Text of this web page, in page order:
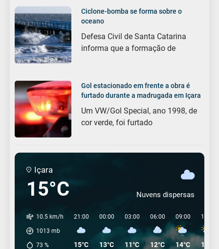
Ciclone-bomba se forma sobre o
oceano
Defesa Civil de Santa Catarina
informa que a formação de
Gol estacionado em frente a obra é
furtado durante a madrugada em Içara
Um VW/Gol Special, ano 1998, de
cor verde, foi furtado
Içara
15°C Nuvens dispersas
10.5 km/h
1013 mb
73 %
21:00
15°C
00:00
13°C
03:00
11°C
06:00
12°C
09:00
14°C
12:00
19°C